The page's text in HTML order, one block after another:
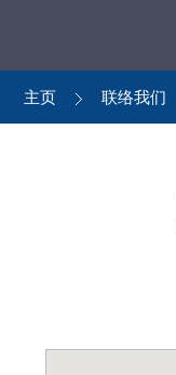
主页 联络我们